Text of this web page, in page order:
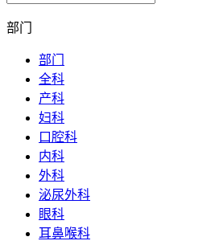
部门
部门
全科
产科
妇科
口腔科
内科
外科
泌尿外科
眼科
耳鼻喉科